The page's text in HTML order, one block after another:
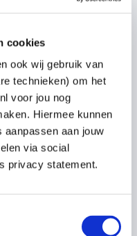
cookies
ook wij gebruik van
technieken) om het
voor jou nog
Hiermee kunnen
aanpassen aan jouw
via social
privacy statement.
om de
en het
een snel
zelfstandig te
nemen in een